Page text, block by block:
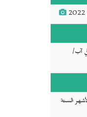
آب/
الستة